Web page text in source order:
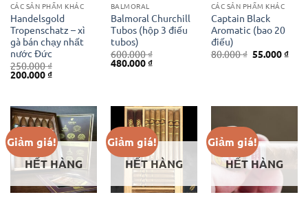
CÁC SẢN PHẨM KHÁC
Handelsgold
Tropenschatz – xì
gà bán chạy nhất
nước Đức
250.000₫
Giá
200.000₫Giá
200.000 ₫.
BALMORAL
Balmoral Churchill
Tubos (hộp 3 điếu
tubos)
600.000₫
Giá
480.000₫Giá
CÁC SẢN PHẨM KHÁC
Captain Black
Aromatic (bao 20
điếu)
80.000₫ Giá
55.000₫Giá
Giảm giá!
HẾT HÀNG
Giảm giá!
HẾT HÀNG
Giảm giá!
HẾT HÀNG